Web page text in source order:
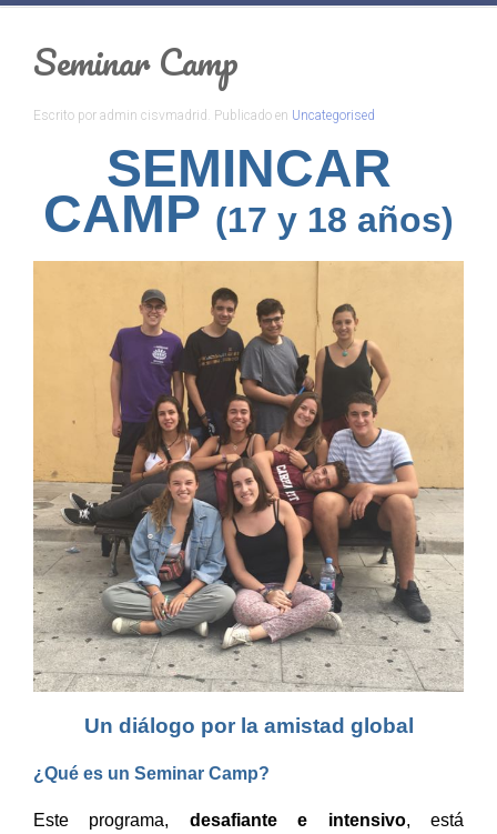
Seminar Camp
Escrito por admin cisvmadrid. Publicado en Uncategorised
SEMINCAR
CAMP (17 y 18 años)
Un diálogo por la amistad global
¿Qué es un Seminar Camp?
Este programa, desafiante e intensivo, está